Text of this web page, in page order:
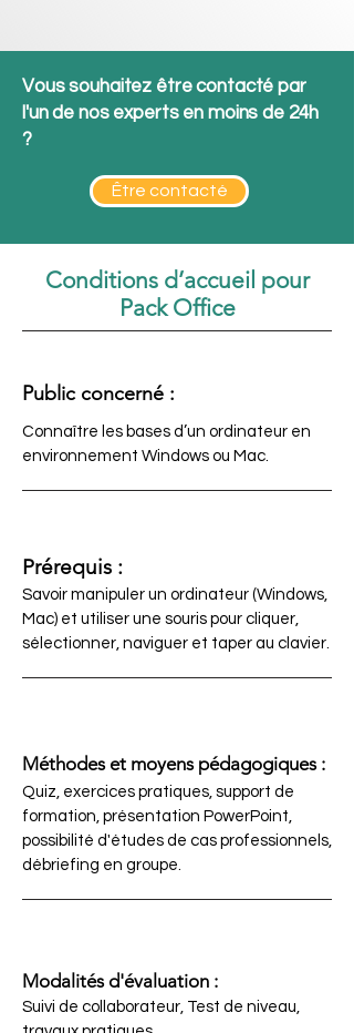
Vous souhaitez être contacté par
l'un de nos experts en moins de 24h
?
Être contacté
Conditions d’accueil pour
Pack Office
Public concerné :
Connaître les bases d’un ordinateur en
environnement Windows ou Mac.
Prérequis :
Savoir manipuler un ordinateur (Windows,
Mac) et utiliser une souris pour cliquer,
sélectionner, naviguer et taper au clavier.
Méthodes et moyens pédagogiques :
Quiz, exercices pratiques, support de
formation, présentation PowerPoint,
possibilité d'études de cas professionnels,
débriefing en groupe.
Modalités d'évaluation :
Suivi de collaborateur, Test de niveau,